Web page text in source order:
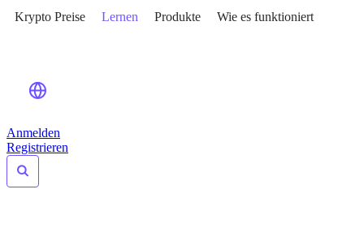
Krypto Preise Lernen Produkte Wie es funktioniert
Anmelden
Registrieren